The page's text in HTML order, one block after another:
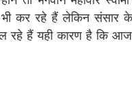
भी कर रहे हैं लेकिन संसार
रहे हैं यही कारण है कि आज